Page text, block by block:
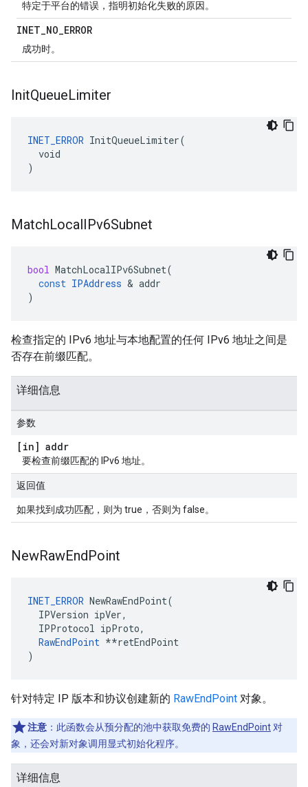
特定于平台的错误，指明初始化失败的原因。
INET_NO_ERROR
成功时。
InitQueueLimiter
INET_ERROR InitQueueLimiter(
  void
)
MatchLocalIPv6Subnet
bool MatchLocalIPv6Subnet(
const IPAddress & addr
)
检查指定的 IPv6 地址与本地配置的任何 IPv6 地址之间是
否存在前缀匹配。
详细信息
参数
[in] addr
要检查前缀匹配的 IPv6 地址。
返回值
如果找到成功匹配，则为 true，否则为 false。
NewRawEndPoint
INET_ERROR NewRawEndPoint(
  IPVersion ipVer,
  IPProtocol ipProto,
RawEndPoint **retEndPoint
)
针对特定 IP 版本和协议创建新的 RawEndPoint 对象。
注意 ：此函数会从预分配的池中获取免费的 RawEndPoint 对
象，还会对新对象调用显式初始化程序。
详细信息